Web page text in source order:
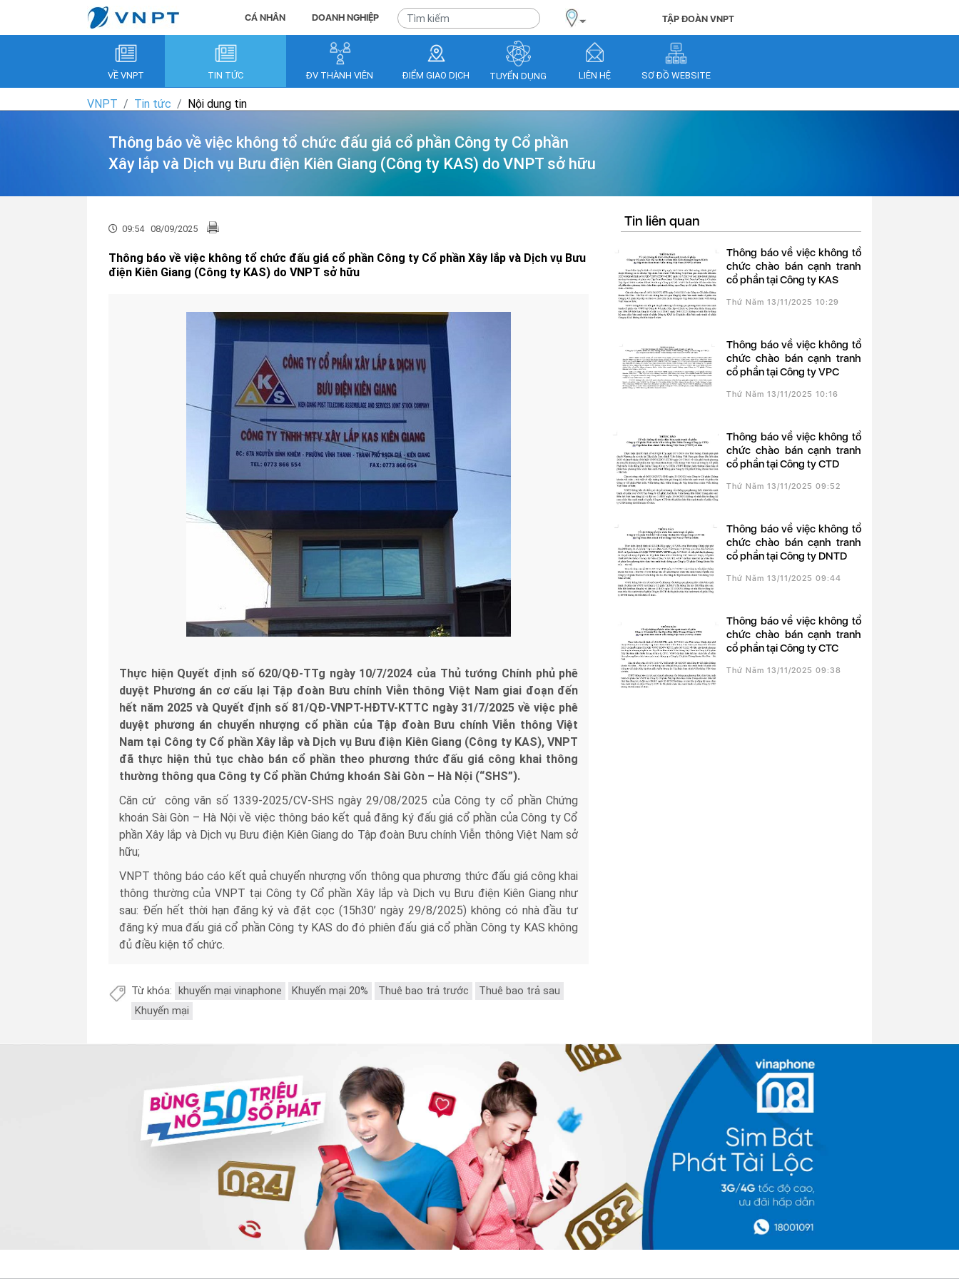
CÁ NHÂN DOANH NGHIỆP TẬP ĐOÀN VNPT
VỀ VNPT TIN TỨC ĐV THÀNH VIÊN ĐIỂM GIAO DỊCH TUYỂN DỤNG LIÊN HỆ SƠ ĐỒ WEBSITE
VNPT Tin tức Nội dung tin
Thông báo về việc không tổ chức đấu giá cổ phần Công ty Cổ phần
Xây lắp và Dịch vụ Bưu điện Kiên Giang (Công ty KAS) do VNPT sở hữu
09:54 08/09/2025
Thông báo về việc không tổ chức đấu giá cổ phần Công ty Cổ phần Xây lắp và Dịch vụ Bưu
điện Kiên Giang (Công ty KAS) do VNPT sở hữu
Thực hiện Quyết định số 620/QĐ-TTg ngày 10/7/2024 của Thủ tướng Chính phủ phê
duyệt Phương án cơ cấu lại Tập đoàn Bưu chính Viễn thông Việt Nam giai đoạn đến
hết năm 2025 và Quyết định số 81/QĐ-VNPT-HĐTV-KTTC ngày 31/7/2025 về việc phê
duyệt phương án chuyển nhượng cổ phần của Tập đoàn Bưu chính Viễn thông Việt
Nam tại Công ty Cổ phần Xây lắp và Dịch vụ Bưu điện Kiên Giang (Công ty KAS), VNPT
đã thực hiện thủ tục chào bán cổ phần theo phương thức đấu giá công khai thông
thường thông qua Công ty Cổ phần Chứng khoán Sài Gòn – Hà Nội (“SHS”).
Căn cứ công văn số 1339-2025/CV-SHS ngày 29/08/2025 của Công ty cổ phần Chứng
khoán Sài Gòn – Hà Nội về việc thông báo kết quả đăng ký đấu giá cổ phần của Công ty Cổ
phần Xây lắp và Dịch vụ Bưu điện Kiên Giang do Tập đoàn Bưu chính Viễn thông Việt Nam sở
hữu;
VNPT thông báo cáo kết quả chuyển nhượng vốn thông qua phương thức đấu giá công khai
thông thường của VNPT tại Công ty Cổ phần Xây lắp và Dịch vụ Bưu điện Kiên Giang như
sau: Đến hết thời hạn đăng ký và đặt cọc (15h30’ ngày 29/8/2025) không có nhà đầu tư
đăng ký mua đấu giá cổ phần Công ty KAS do đó phiên đấu giá cổ phần Công ty KAS không
đủ điều kiện tổ chức.
Từ khóa: khuyến mại vinaphone Khuyến mại 20% Thuê bao trả trước
Thuê bao trả sau
Khuyến mại
Tin liên quan
Thông báo về việc không tổ
chức chào bán cạnh tranh
cổ phần tại Công ty KAS
Thứ Năm 13/11/2025 10:29
Thông báo về việc không tổ
chức chào bán cạnh tranh
cổ phần tại Công ty VPC
Thứ Năm 13/11/2025 10:16
Thông báo về việc không tổ
chức chào bán cạnh tranh
cổ phần tại Công ty CTD
Thứ Năm 13/11/2025 09:52
Thông báo về việc không tổ
chức chào bán cạnh tranh
cổ phần tại Công ty DNTD
Thứ Năm 13/11/2025 09:44
Thông báo về việc không tổ
chức chào bán cạnh tranh
cổ phần tại Công ty CTC
Thứ Năm 13/11/2025 09:38